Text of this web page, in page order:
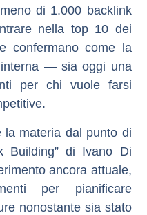
di 1.000 backlink
nella top 10 dei
confermano come la
— sia oggi una
per chi vuole farsi
la materia dal punto di
Building” di Ivano Di
ancora attuale,
per pianificare
nonostante sia stato